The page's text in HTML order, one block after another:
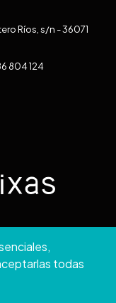
todas
Ríos, s/n - 36071
804 124
Pontevedra.